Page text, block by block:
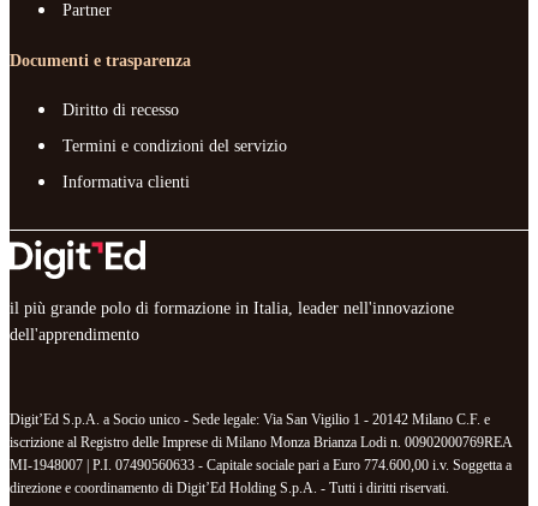
Partner
Documenti e trasparenza
Diritto di recesso
Termini e condizioni del servizio
Informativa clienti
il più grande polo di formazione in Italia, leader nell'innovazione
dell'apprendimento
Digit’Ed S.p.A. a Socio unico - Sede legale: Via San Vigilio 1 - 20142 Milano C.F. e
iscrizione al Registro delle Imprese di Milano Monza Brianza Lodi n. 00902000769REA
MI-1948007 | P.I. 07490560633 - Capitale sociale pari a Euro 774.600,00 i.v. Soggetta a
direzione e coordinamento di Digit’Ed Holding S.p.A. - Tutti i diritti riservati.